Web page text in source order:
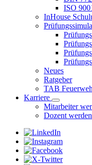
ISO
InHouse
Neues
Ratgeber
TAB
Karriere
Mitarbeiter
Dozent